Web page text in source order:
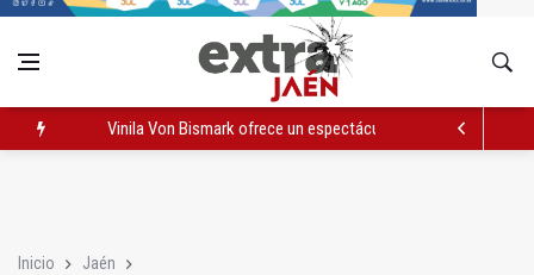
Vinila Von Bismark ofrece un espectáculo "rompedor" en el
Inicio
Jaén